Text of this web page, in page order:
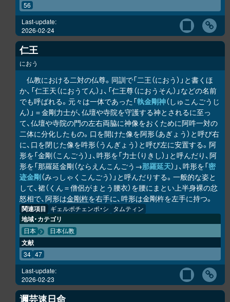
56
Last-update:
2026-02-24
仁王
におう
仏教における二対の仏尊。同訓で「二王（におう）」と書くほ
か、「仁王天（におうてん）」、「仁王尊（におうそん）」などの名前
でも呼ばれる。元々は一体であった「執金剛神（しゅこんごうじ
ん）」＝金剛力士が、仏壇や寺院を守護する神とされるに至っ
て、仏壇や寺院の門の左右両脇に神像をおくために阿吽一対の
二体に分化したもの。口を開けた像を阿形（あぎょう）と呼び右
に、口を閉じた像を吽形（うんぎょう）と呼び左に安置する。阿
形を「金剛（こんごう）」、吽形を「力士（りきし）」と呼んだり、阿
形を「那羅延金剛（ならえんこんごう→那羅延天）」、吽形を「密
迹金剛（みっしゃくこんごう）」と呼んだりする。一般的な姿と
して、裙（くん＝僧侶がまとう腰衣）を腰にまとい上半身裸の忿
怒相で、阿形は金剛杵を右手に、吽形は金剛杵を左手に持つ。
関連項目 ギェルポチェンポ・シ タムティン
地域・カテゴリ
日本 日本仏教
文献
34 47
Last-update:
2026-02-23
邇芸速日命